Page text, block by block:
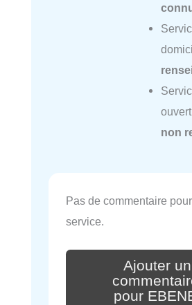
non
Pas de commentaire
service.
Ajouter un
pour